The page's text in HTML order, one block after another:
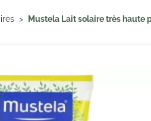
Mustela Lait solaire très haute